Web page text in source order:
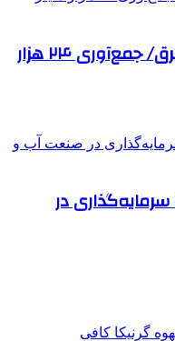
کاهش سرقت تجهیزات صنعت برق/ جمع‌آوری ۲۴ هزار
در
گرنیکا کافی